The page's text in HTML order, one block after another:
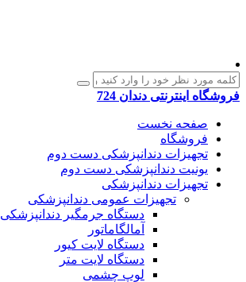
فروشگاه اینترنتی دندان 724
صفحه نخست
فروشگاه
تجهیزات دندانپزشکی دست دوم
یونیت دندانپزشکی دست دوم
تجهیزات دندانپزشکی
تجهیزات عمومی دندانپزشکی
دستگاه جرمگیر دندانپزشکی
آمالگاماتور
دستگاه لایت کیور
دستگاه لایت متر
لوپ چشمی